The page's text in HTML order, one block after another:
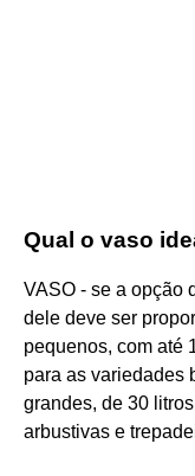
Qual o vaso
VASO - se a opção
dele deve ser
pequenos, com até
para as variedades
grandes, de 30
arbustivas e